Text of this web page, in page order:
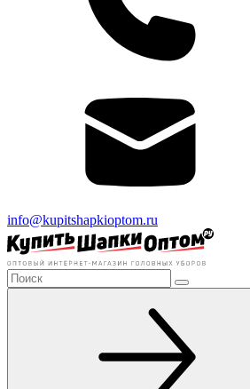
info@kupitshapkioptom.ru